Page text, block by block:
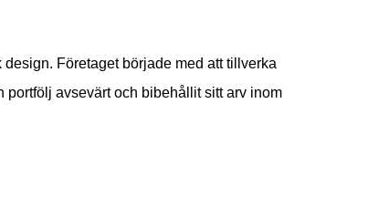
Företaget började med att tillverka
avsevärt och bibehållit sitt arv inom